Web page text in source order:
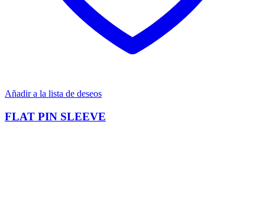
Añadir a la lista de deseos
FLAT PIN SLEEVE